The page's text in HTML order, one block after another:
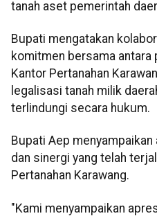
tanah aset pemerintah
Bupati mengatakan
komitmen bersama antara
Kantor Pertanahan
legalisasi tanah milik
terlindungi secara hukum.
Bupati Aep
dan sinergi yang telah
Pertanahan Karawang.
"Kami menyampaikan